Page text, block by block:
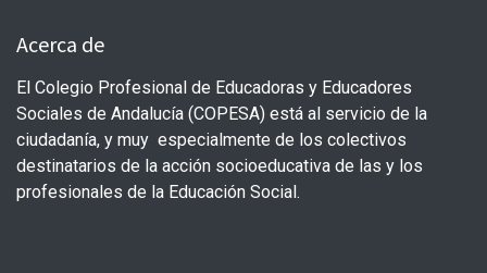
Acerca de
El Colegio Profesional de Educadoras y Educadores
Sociales de Andalucía (COPESA) está al servicio de la
ciudadanía, y muy especialmente de los colectivos
destinatarios de la acción socioeducativa de las y los
profesionales de la Educación Social.